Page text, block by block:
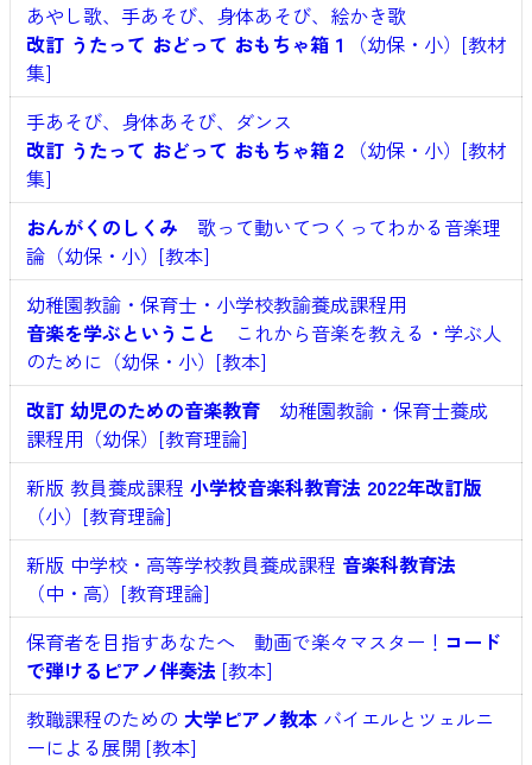
あやし歌、手あそび、身体あそび、絵かき歌
改訂 うたって おどって おもちゃ箱１
（幼保・小）[教材
集]
手あそび、身体あそび、ダンス
改訂 うたって おどって おもちゃ箱２ （幼保・小）[教材
集]
おんがくのしくみ 歌って動いてつくってわかる音楽理
論（幼保・小）[教本]
幼稚園教諭・保育士・小学校教諭養成課程用
音楽を学ぶということ
これから音楽を教える・学ぶ人
のために（幼保・小）[教本]
改訂 幼児のための音楽教育幼稚園教諭・保育士養成
課程用（幼保）[教育理論]
新版 教員養成課程 小学校音楽科教育法 2022年改訂版
（小）[教育理論]
新版 中学校・高等学校教員養成課程 音楽科教育法
（中・高）[教育理論]
保育者を目指すあなたへ 動画で楽々マスター！ コード
で弾けるピアノ伴奏法 [教本]
教職課程のための 大学ピアノ教本バイエルとツェルニ
ーによる展開 [教本]